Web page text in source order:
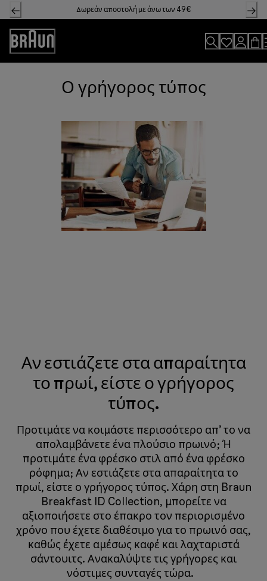
Skip
to
Content
Δωρεάν αποστολή με άνω των 49€
Accessibility
Statement
Ο γρήγορος τύπος
Αν εστιάζετε στα απαραίτητα
το πρωί, είστε ο γρήγορος
τύπος.
Προτιμάτε να κοιμάστε περισσότερο απ’ το να
απολαμβάνετε ένα πλούσιο πρωινό; Ή
προτιμάτε ένα φρέσκο στιλ από ένα φρέσκο
ρόφημα; Αν εστιάζετε στα απαραίτητα το
πρωί, είστε ο γρήγορος τύπος. Χάρη στη Braun
Breakfast ID Collection, μπορείτε να
αξιοποιήσετε στο έπακρο τον περιορισμένο
χρόνο που έχετε διαθέσιμο για το πρωινό σας,
καθώς έχετε αμέσως καφέ και λαχταριστά
σάντουιτς. Ανακαλύψτε τις γρήγορες και
νόστιμες συνταγές τώρα. ​​​​ ​​​​​​​ ​​​​